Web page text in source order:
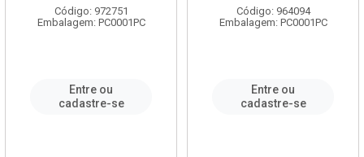
Código: 972751
Embalagem: PC0001PC
Entre ou
cadastre-se
Código: 964094
Embalagem: PC0001PC
Entre ou
cadastre-se